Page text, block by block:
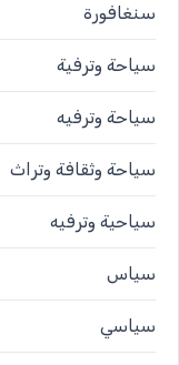
سنغافورة
سياحة وترفية
سياحة وترفيه
سياحة وثقافة وتراث
سياحية وترفيه
سياس
سياسي